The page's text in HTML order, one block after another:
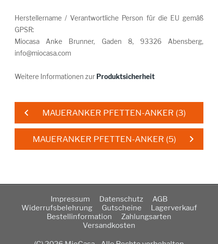
Herstellername / Verantwortliche Person für die EU gemäß
GPSR:
Miocasa Anke Brunner, Gaden 8, 93326 Abensberg,
info@miocasa.com
Weitere Informationen zur Produktsicherheit
MAUERANKER PFETTEN-ANKER (3)
MAUERANKER PFETTEN-ANKER (5)
Impressum Datenschutz
AGB
Widerrufsbelehrung
Gutscheine
Lagerverkauf
Bestellinformation
Zahlungsarten
Versandkosten